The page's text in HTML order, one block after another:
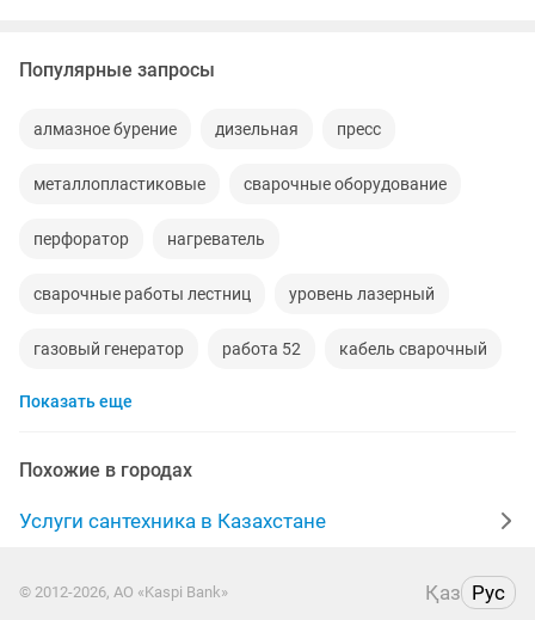
Популярные запросы
алмазное бурение дизельная пресс
металлопластиковые сварочные оборудование
перфоратор нагреватель
сварочные работы лестниц уровень лазерный
газовый генератор работа 52 кабель сварочный
штроборез
Показать еще
Похожие в городах
Услуги сантехника в Казахстане
© 2012-2026, АО «Kaspi Bank» Қаз Рус